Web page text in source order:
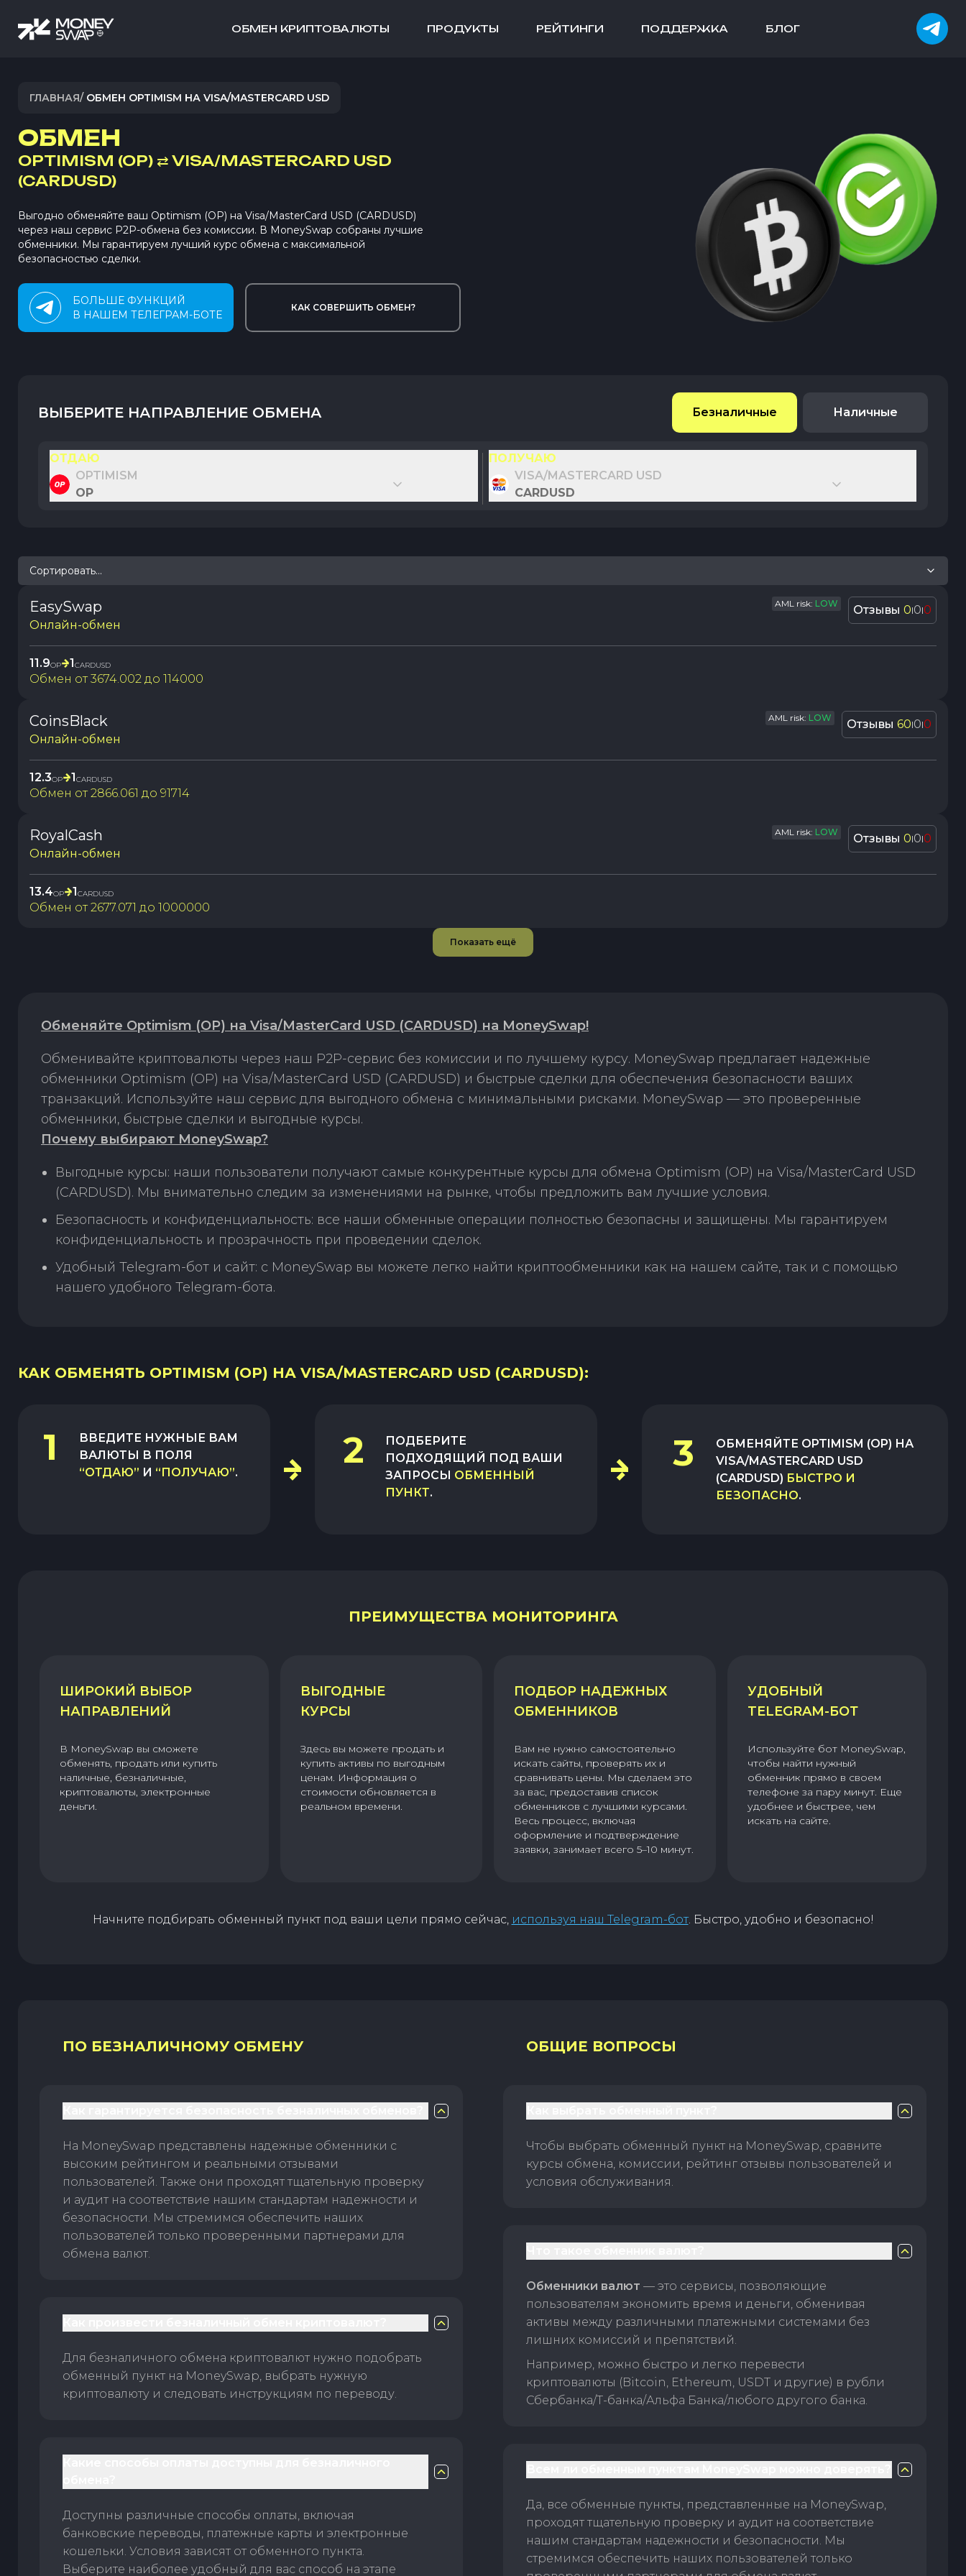
ОБМЕН КРИПТОВАЛЮТЫ ПРОДУКТЫ РЕЙТИНГИ ПОДДЕРЖКА БЛОГ
ГЛАВНАЯ/ ОБМЕН OPTIMISM НА VISA/MASTERCARD USD
ОБМЕН
OPTIMISM (OP) ⇄ VISA/MASTERCARD USD
(CARDUSD)
Выгодно обменяйте ваш Optimism (OP) на Visa/MasterCard USD (CARDUSD)
через наш сервис P2P-обмена без комиссии. В MoneySwap собраны лучшие
обменники. Мы гарантируем лучший курс обмена с максимальной
безопасностью сделки.
БОЛЬШЕ ФУНКЦИЙ
В НАШЕМ ТЕЛЕГРАМ-БОТЕ
КАК СОВЕРШИТЬ ОБМЕН?
ВЫБЕРИТЕ НАПРАВЛЕНИЕ ОБМЕНА Безналичные Наличные
ОТДАЮ
OPTIMISM
OP
ПОЛУЧАЮ
VISA/MASTERCARD USD
CARDUSD
Сортировать...
EasySwap AML risk: LOW
Онлайн-обмен
Отзывы 0|0|0
11.9OP 1CARDUSD
Обмен от3674.002 до 114000
CoinsBlack AML risk: LOW
Онлайн-обмен
Отзывы 60|0|0
12.3OP 1CARDUSD
Обмен от2866.061 до 91714
RoyalCash AML risk: LOW
Онлайн-обмен
Отзывы 0|0|0
13.4OP 1CARDUSD
Обмен от2677.071 до 1000000
Показать ещё
Обменяйте Optimism (OP) на Visa/MasterCard USD (CARDUSD) на MoneySwap!
Обменивайте криптовалюты через наш P2P-сервис без комиссии и по лучшему курсу. MoneySwap предлагает надежные
обменники Optimism (OP) на Visa/MasterCard USD (CARDUSD) и быстрые сделки для обеспечения безопасности ваших
транзакций. Используйте наш сервис для выгодного обмена с минимальными рисками. MoneySwap — это проверенные
обменники, быстрые сделки и выгодные курсы.
Почему выбирают MoneySwap?
Выгодные курсы: наши пользователи получают самые конкурентные курсы для обмена Optimism (OP) на Visa/MasterCard USD
(CARDUSD). Мы внимательно следим за изменениями на рынке, чтобы предложить вам лучшие условия.
Безопасность и конфиденциальность: все наши обменные операции полностью безопасны и защищены. Мы гарантируем
конфиденциальность и прозрачность при проведении сделок.
Удобный Telegram-бот и сайт: с MoneySwap вы можете легко найти криптообменники как на нашем сайте, так и с помощью
нашего удобного Telegram-бота.
КАК ОБМЕНЯТЬ OPTIMISM (OP) НА VISA/MASTERCARD USD (CARDUSD):
1
ВВЕДИТЕ НУЖНЫЕ ВАМ
ВАЛЮТЫ В ПОЛЯ
“ОТДАЮ” И “ПОЛУЧАЮ”.
2
ПОДБЕРИТЕ
ПОДХОДЯЩИЙ ПОД ВАШИ
ЗАПРОСЫ ОБМЕННЫЙ
ПУНКТ.
3 ОБМЕНЯЙТЕ OPTIMISM (OP) НА
VISA/MASTERCARD USD
(CARDUSD) БЫСТРО И
БЕЗОПАСНО.
ПРЕИМУЩЕСТВА МОНИТОРИНГА
ШИРОКИЙ ВЫБОР
НАПРАВЛЕНИЙ
В MoneySwap вы сможете
обменять, продать или купить
наличные, безналичные,
криптовалюты, электронные
деньги.
ВЫГОДНЫЕ
КУРСЫ
Здесь вы можете продать и
купить активы по выгодным
ценам. Информация о
стоимости обновляется в
реальном времени.
ПОДБОР НАДЕЖНЫХ
ОБМЕННИКОВ
Вам не нужно самостоятельно
искать сайты, проверять их и
сравнивать цены. Мы сделаем это
за вас, предоставив список
обменников с лучшими курсами.
Весь процесс, включая
оформление и подтверждение
заявки, занимает всего 5–10 минут.
УДОБНЫЙ
TELEGRAM-БОТ
Используйте бот MoneySwap,
чтобы найти нужный
обменник прямо в своем
телефоне за пару минут. Еще
удобнее и быстрее, чем
искать на сайте.
Начните подбирать обменный пункт под ваши цели прямо сейчас, используя наш Telegram-бот. Быстро, удобно и безопасно!
ПО БЕЗНАЛИЧНОМУ ОБМЕНУ
На MoneySwap представлены надежные обменники с
высоким рейтингом и реальными отзывами
пользователей. Также они проходят тщательную проверку
и аудит на соответствие нашим стандартам надежности и
безопасности. Мы стремимся обеспечить наших
пользователей только проверенными партнерами для
обмена валют.
Для безналичного обмена криптовалют нужно подобрать
обменный пункт на MoneySwap, выбрать нужную
криптовалюту и следовать инструкциям по переводу.
Доступны различные способы оплаты, включая
банковские переводы, платежные карты и электронные
кошельки. Условия зависят от обменного пункта.
Выберите наиболее удобный для вас способ на этапе
ОБЩИЕ ВОПРОСЫ
Чтобы выбрать обменный пункт на MoneySwap, сравните
курсы обмена, комиссии, рейтинг отзывы пользователей и
условия обслуживания.
Обменники валют — это сервисы, позволяющие
пользователям экономить время и деньги, обменивая
активы между различными платежными системами без
лишних комиссий и препятствий.
Например, можно быстро и легко перевести
криптовалюты (Bitcoin, Ethereum, USDT и другие) в рубли
Сбербанка/Т-банка/Альфа Банка/любого другого банка.
Да, все обменные пункты, представленные на MoneySwap,
проходят тщательную проверку и аудит на соответствие
нашим стандартам надежности и безопасности. Мы
стремимся обеспечить наших пользователей только